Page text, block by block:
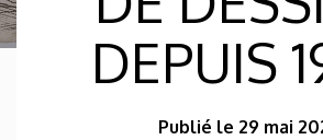
DEPUIS
Publié le 29 mai